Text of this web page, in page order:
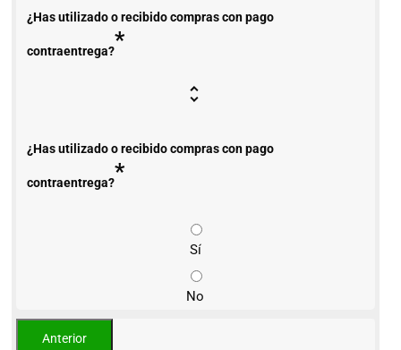
¿Has utilizado o recibido compras con pago
contraentrega?*
¿Has utilizado o recibido compras con pago
contraentrega?*
Sí
No